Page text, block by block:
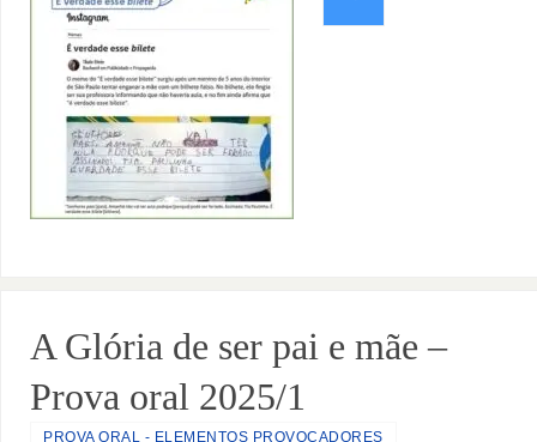
A Glória de ser pai e mãe –
Prova oral 2025/1
PROVA ORAL - ELEMENTOS PROVOCADORES